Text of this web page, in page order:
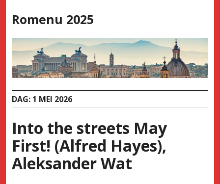
to
Romenu 2025
DAG: 1 MEI 2026
Into the streets May
First! (Alfred Hayes),
Aleksander Wat